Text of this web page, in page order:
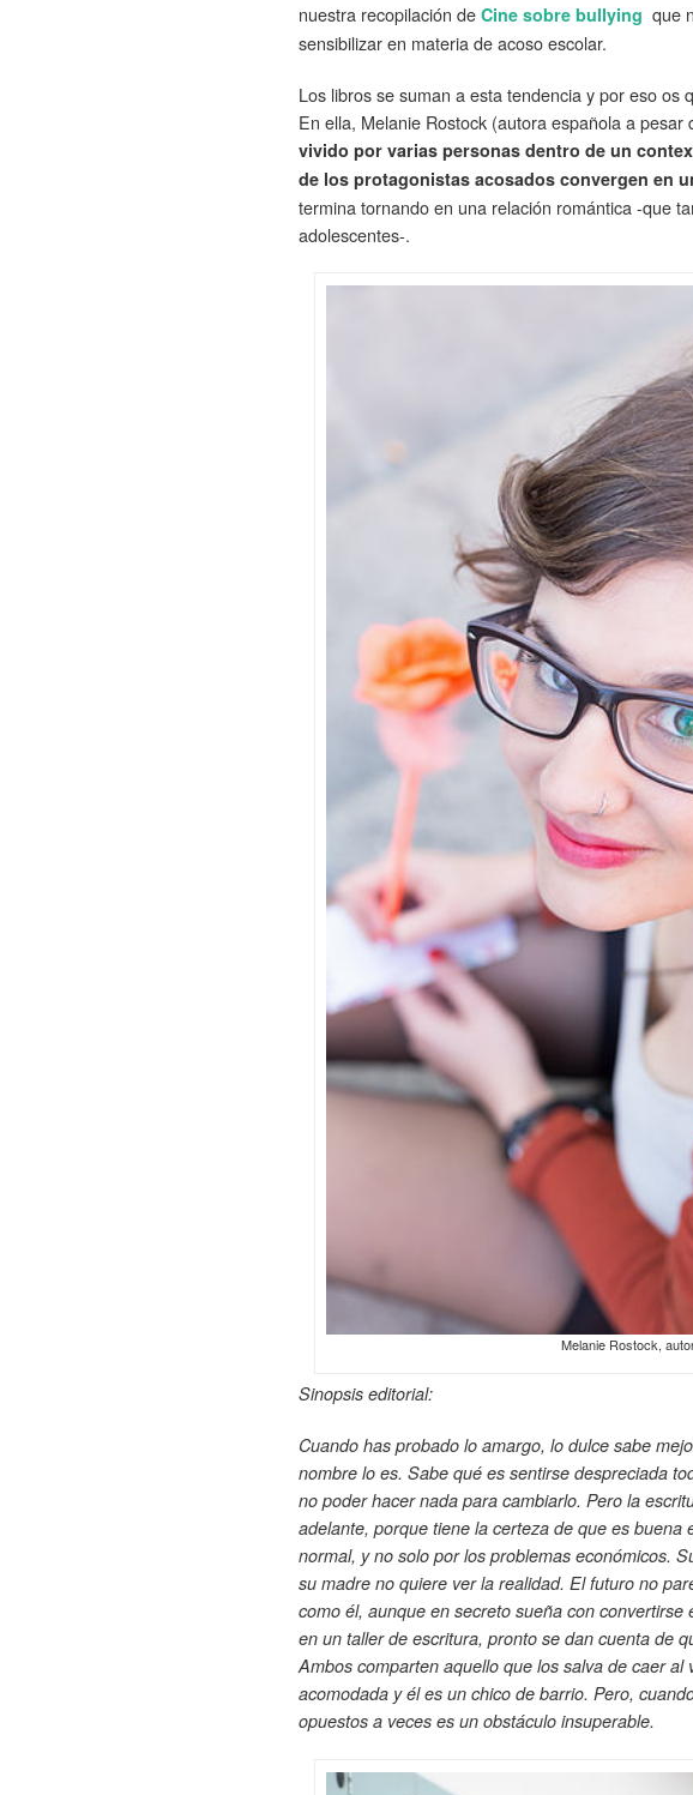
nuestra recopilación de Cine sobre bullying que
sensibilizar en materia de acoso escolar.
Los libros se suman a esta tendencia y por eso os
En ella, Melanie Rostock (autora española a pesar
vivido por varias personas dentro de un
de los protagonistas acosados convergen en
termina tornando en una relación romántica -que
adolescentes-.
Melanie Rostock,
Sinopsis editorial:
Cuando has probado lo amargo, lo dulce sabe
nombre lo es. Sabe qué es sentirse despreciada
no poder hacer nada para cambiarlo. Pero la
adelante, porque tiene la certeza de que es
normal, y no solo por los problemas económicos.
su madre no quiere ver la realidad. El futuro no
como él, aunque en secreto sueña con
en un taller de escritura, pronto se dan cuenta de
Ambos comparten aquello que los salva de caer
acomodada y él es un chico de barrio. Pero,
opuestos a veces es un obstáculo insuperable.